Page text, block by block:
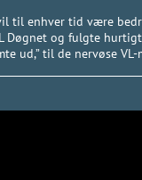
til enhver tid være
Døgnet og fulgte
ud,” til de nervøse VL-